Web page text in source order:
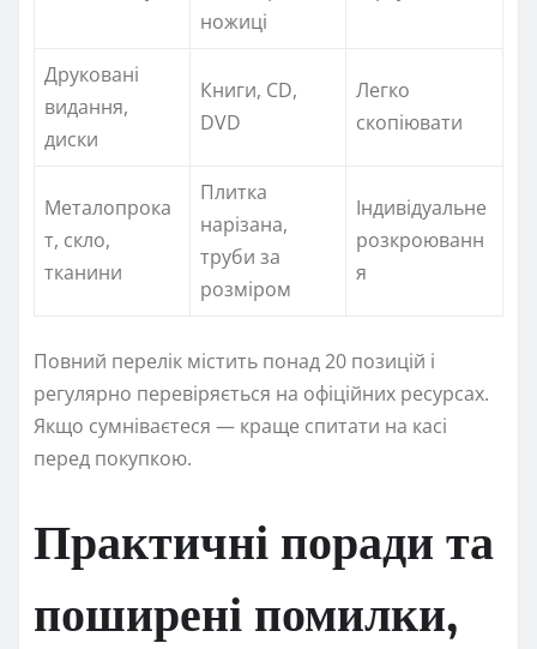
ножиці
Друковані
видання,
диски
Книги, CD,
DVD
Легко
скопіювати
Металопрока
т, скло,
тканини
Плитка
нарізана,
труби за
розміром
Індивідуальне
розкроюванн
я
Повний перелік містить понад 20 позицій і
регулярно перевіряється на офіційних ресурсах.
Якщо сумніваєтеся — краще спитати на касі
перед покупкою.
Практичні поради та
поширені помилки,